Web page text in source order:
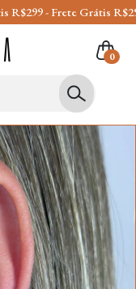
- Frete Grátis R$299 -
0